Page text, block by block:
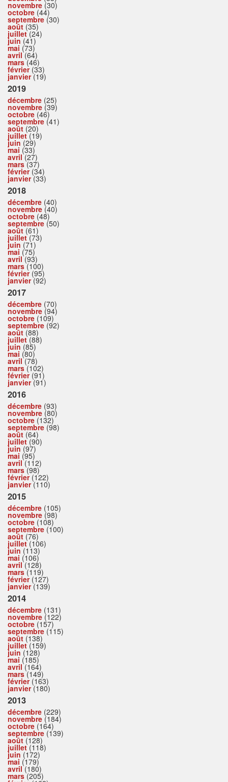
novembre (30)
octobre (44)
septembre (30)
août (35)
juillet(24)
juin (41)
mai (73)
avril(64)
mars(46)
février(33)
janvier(19)
2019
décembre (25)
novembre (39)
octobre (46)
septembre (41)
août (20)
juillet(19)
juin (29)
mai (33)
avril(27)
mars(37)
février(34)
janvier(33)
2018
décembre (40)
novembre (40)
octobre (48)
septembre (50)
août (61)
juillet(73)
juin (71)
mai (75)
avril(93)
mars(100)
février(95)
janvier(92)
2017
décembre (70)
novembre (94)
octobre (109)
septembre (92)
août (88)
juillet(88)
juin (85)
mai (80)
avril(78)
mars(102)
février(91)
janvier(91)
2016
décembre (93)
novembre (80)
octobre (132)
septembre (98)
août (64)
juillet(90)
juin (97)
mai (95)
avril(112)
mars(98)
février(122)
janvier(110)
2015
décembre (105)
novembre (98)
octobre (108)
septembre (100)
août (76)
juillet(106)
juin (113)
mai (106)
avril(128)
mars(119)
février(127)
janvier(139)
2014
décembre (131)
novembre (122)
octobre (157)
septembre (115)
août (138)
juillet(159)
juin (128)
mai (185)
avril(164)
mars(149)
février(163)
janvier(180)
2013
décembre (229)
novembre (184)
octobre (164)
septembre (139)
août (128)
juillet(118)
juin (172)
mai (179)
avril(180)
mars(205)